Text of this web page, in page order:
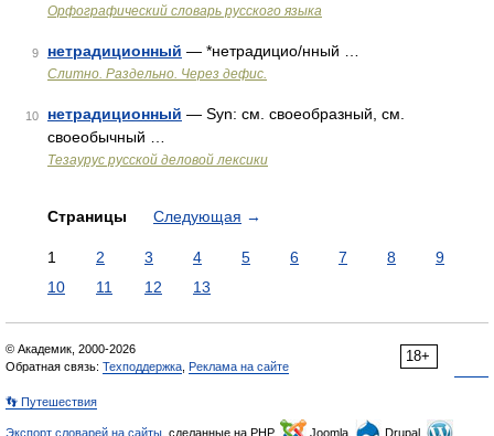
Орфографический словарь русского языка
9 нетрадиционный — *нетрадицио/нный …
Слитно. Раздельно. Через дефис.
10 нетрадиционный — Syn: см. своеобразный, см.
своеобычный …
Тезаурус русской деловой лексики
Страницы Следующая →
1 2 3 4 5 6 7 8
9
10
11 12 13
18+
© Академик, 2000-2026
Обратная связь: Техподдержка Реклама на сайте
👣 Путешествия
Экспорт словарей на сайты , сделанные на PHP, Joomla,
Drupal,